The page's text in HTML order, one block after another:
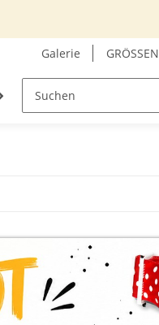
Galerie GRÖSSEN
GUTSCHEIN